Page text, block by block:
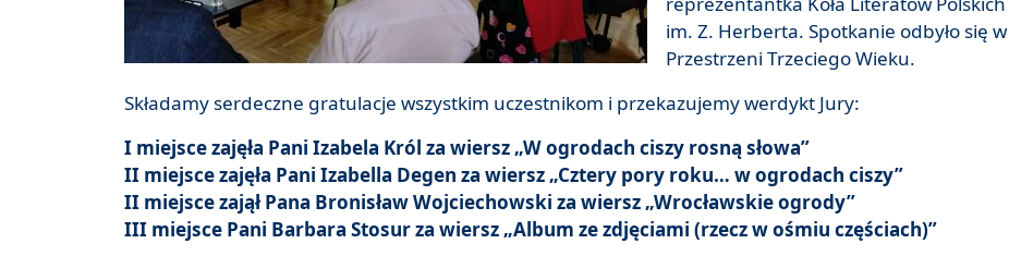
im. Z. Herberta. Spotkanie odbyło się w
Przestrzeni Trzeciego Wieku.
Składamy serdeczne gratulacje wszystkim uczestnikom i przekazujemy werdykt Jury:
I miejsce zajęła Pani Izabela Król za wiersz „W ogrodach ciszy rosną słowa”
II miejsce zajęła Pani Izabella Degen za wiersz „Cztery pory roku… w ogrodach ciszy”
II miejsce zajął Pana Bronisław Wojciechowski za wiersz „Wrocławskie ogrody”
III miejsce Pani Barbara Stosur za wiersz „Album ze zdjęciami (rzecz w ośmiu częściach)”